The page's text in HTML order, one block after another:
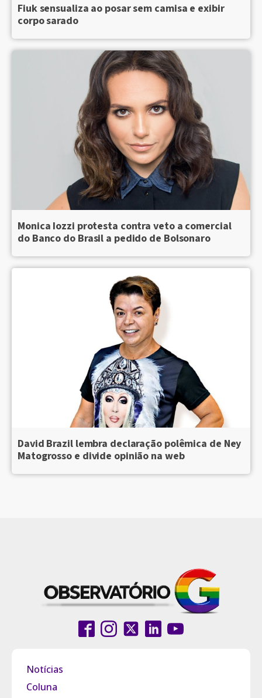
Fiuk sensualiza ao posar sem camisa e exibir
corpo sarado
Monica Iozzi protesta contra veto a comercial
do Banco do Brasil a pedido de Bolsonaro
David Brazil lembra declaração polêmica de Ney
Matogrosso e divide opinião na web
Notícias
Coluna